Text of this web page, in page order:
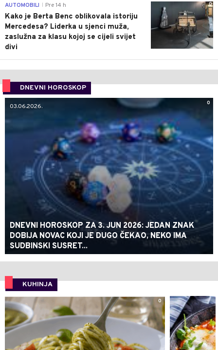
0
AUTOMOBILI Pre 14 h
Kako je Berta Benc oblikovala istoriju
Mercedesa? Liderka u sjenci muža,
zaslužna za klasu kojoj se cijeli svijet
divi
DNEVNI HOROSKOP
0
03.06.2026.
DNEVNI HOROSKOP ZA 3. JUN 2026: JEDAN ZNAK
DOBIJA NOVAC KOJI JE DUGO ČEKAO, NEKO IMA
SUDBINSKI SUSRET...
KUHINJA
0